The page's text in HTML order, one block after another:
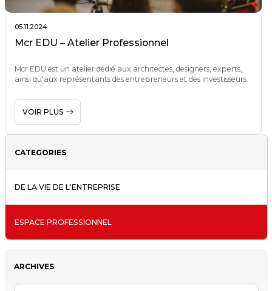
05.11.2024
Mcr EDU – Atelier Professionnel
Mcr EDU est un atelier dédié aux architectes, designers, experts,
ainsi qu'aux représentants des entrepreneurs et des investisseurs.
VOIR PLUS
CATEGORIES
DE LA VIE DE L'ENTREPRISE
ESPACE PROFESSIONNEL
ARCHIVES